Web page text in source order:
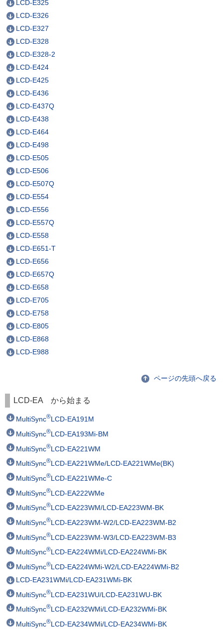
LCD-E325
LCD-E326
LCD-E327
LCD-E328
LCD-E328-2
LCD-E424
LCD-E425
LCD-E436
LCD-E437Q
LCD-E438
LCD-E464
LCD-E498
LCD-E505
LCD-E506
LCD-E507Q
LCD-E554
LCD-E556
LCD-E557Q
LCD-E558
LCD-E651-T
LCD-E656
LCD-E657Q
LCD-E658
LCD-E705
LCD-E758
LCD-E805
LCD-E868
LCD-E988
ページの先頭へ戻る
LCD-EA から始まる
MultiSync®LCD-EA191M
MultiSync®LCD-EA193Mi-BM
MultiSync®LCD-EA221WM
MultiSync®LCD-EA221WMe/LCD-EA221WMe(BK)
MultiSync®LCD-EA221WMe-C
MultiSync®LCD-EA222WMe
MultiSync®LCD-EA223WM/LCD-EA223WM-BK
MultiSync®LCD-EA223WM-W2/LCD-EA223WM-B2
MultiSync®LCD-EA223WM-W3/LCD-EA223WM-B3
MultiSync®LCD-EA224WMi/LCD-EA224WMi-BK
MultiSync®LCD-EA224WMi-W2/LCD-EA224WMi-B2
LCD-EA231WMi/LCD-EA231WMi-BK
MultiSync®LCD-EA231WU/LCD-EA231WU-BK
MultiSync®LCD-EA232WMi/LCD-EA232WMi-BK
MultiSync®LCD-EA234WMi/LCD-EA234WMi-BK